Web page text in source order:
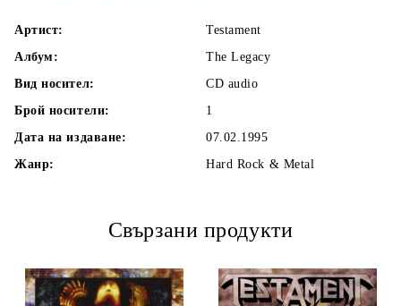
Артист:
Testament
Албум:
The Legacy
Вид носител:
CD audio
Брой носители:
1
Дата на издаване:
07.02.1995
Жанр:
Hard Rock & Metal
Свързани продукти